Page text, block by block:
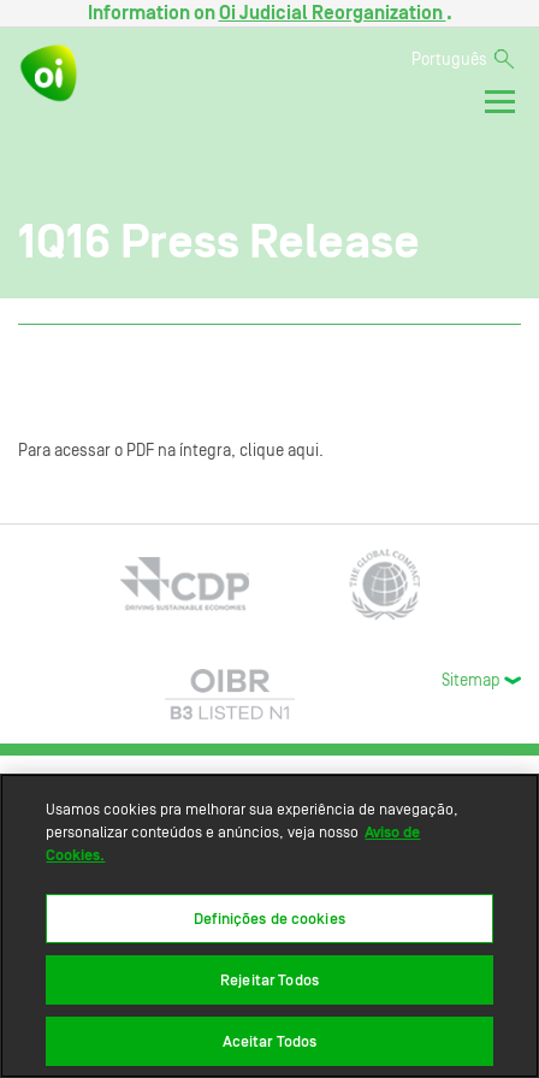
Information onOi Judicial Reorganization .
Português
1Q16 Press Release
Para acessar o PDF na íntegra, clique aqui.
Sitemap
Usamos cookies pra melhorar sua experiência de navegação,
personalizar conteúdos e anúncios, veja nosso Aviso de
Cookies.
Definições de cookies
Rejeitar Todos
Aceitar Todos